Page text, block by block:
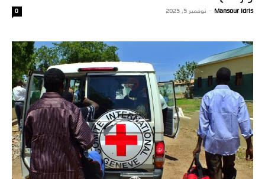
Mansour Idris
- نوفمبر 5, 2025 0